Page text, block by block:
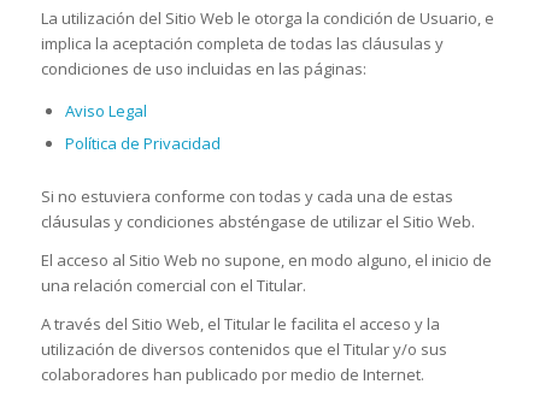
La utilización del Sitio Web le otorga la condición de Usuario, e
implica la aceptación completa de todas las cláusulas y
condiciones de uso incluidas en las páginas:
Aviso Legal
Política de Privacidad
Si no estuviera conforme con todas y cada una de estas
cláusulas y condiciones absténgase de utilizar el Sitio Web.
El acceso al Sitio Web no supone, en modo alguno, el inicio de
una relación comercial con el Titular.
A través del Sitio Web, el Titular le facilita el acceso y la
utilización de diversos contenidos que el Titular y/o sus
colaboradores han publicado por medio de Internet.